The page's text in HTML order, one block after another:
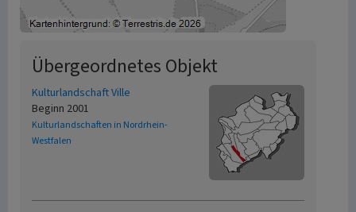
Übergeordnetes Objekt
Kulturlandschaft Ville
Beginn 2001
Kulturlandschaften in Nordrhein-
Westfalen